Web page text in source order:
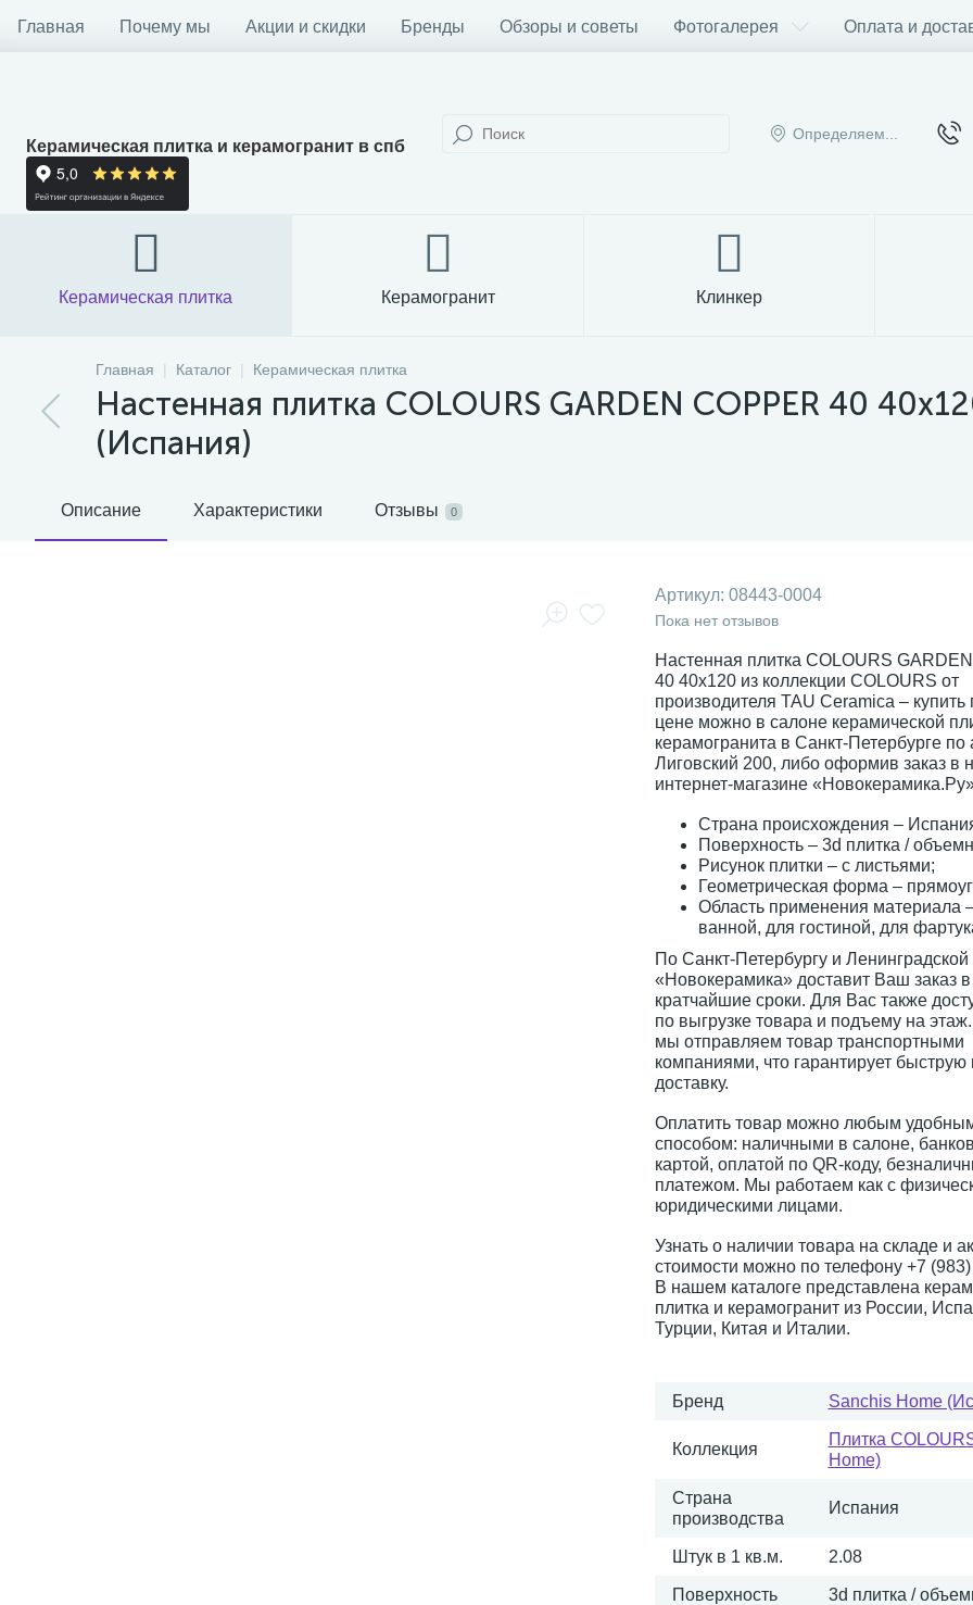
Главная Почему мы Акции и скидки Бренды Обзоры и советы Фотогалерея Оплата и
Керамическая плитка и керамогранит в спб
Определяем...
Керамическая плитка Керамогранит Клинкер
Главная Каталог Керамическая плитка
Настенная плитка COLOURS GARDEN COPPER 40
(Испания)
Описание Характеристики Отзывы 0
Артикул: 08443-0004
Пока нет отзывов
Настенная плитка COLOURS
40 40x120 из коллекции COLOURS от
производителя TAU Ceramica –
цене можно в салоне керамической
керамогранита в Санкт-Петербурге по
Лиговский 200, либо оформив заказ в
интернет-магазине
Страна происхождения –
Поверхность – 3d плитка /
Рисунок плитки – с листьями;
Геометрическая форма –
Область применения материала
ванной, для гостиной, для
По Санкт-Петербургу и Ленинградской
«Новокерамика» доставит Ваш заказ в
кратчайшие сроки. Для Вас также
по выгрузке товара и подъему на
мы отправляем товар транспортными
компаниями, что гарантирует
доставку.
Оплатить товар можно любым
способом: наличными в салоне,
картой, оплатой по QR-коду,
платежом. Мы работаем как с
юридическими лицами.
Узнать о наличии товара на складе и
стоимости можно по телефону +7
В нашем каталоге представлена
плитка и керамогранит из России,
Турции, Китая и Италии.
Бренд Sanchis Home
Коллекция
Плитка
Home)
Страна
производства
Испания
Штук в 1 кв.м. 2.08
Поверхность 3d плитка /